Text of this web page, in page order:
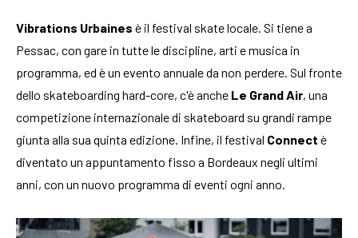
Vibrations Urbaines è il festival skate locale. Si tiene a
Pessac, con gare in tutte le discipline, arti e musica in
programma, ed è un evento annuale da non perdere. Sul fronte
dello skateboarding hard-core, c'è anche Le Grand Air, una
competizione internazionale di skateboard su grandi rampe
giunta alla sua quinta edizione. Infine, il festival Connect è
diventato un appuntamento fisso a Bordeaux negli ultimi
anni, con un nuovo programma di eventi ogni anno.